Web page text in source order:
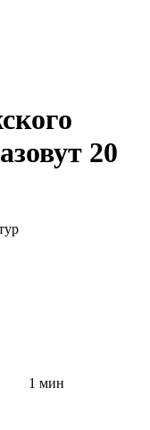
20
1 мин